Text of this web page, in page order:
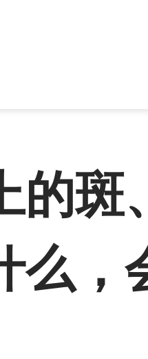
的斑
么，